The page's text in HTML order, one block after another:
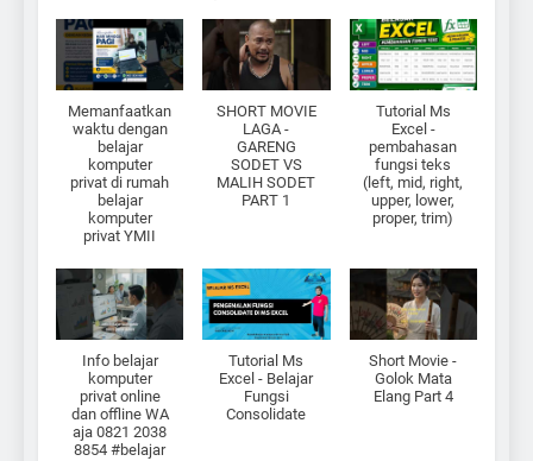
Memanfaatkan
waktu dengan
belajar
komputer
privat di rumah
belajar
komputer
privat YMII
SHORT MOVIE
LAGA -
GARENG
SODET VS
MALIH SODET
PART 1
Tutorial Ms
Excel -
pembahasan
fungsi teks
(left, mid, right,
upper, lower,
proper, trim)
Info belajar
komputer
privat online
dan offline WA
aja 0821 2038
8854 #belajar
Tutorial Ms
Excel - Belajar
Fungsi
Consolidate
Short Movie -
Golok Mata
Elang Part 4